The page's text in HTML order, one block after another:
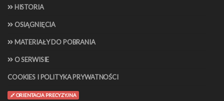
HISTORIA
OSIĄGNIĘCIA
MATERIAŁY DO POBRANIA
O SERWISIE
COOKIES I POLITYKA PRYWATNOŚCI
ORIENTACJA PRECYZYJNA